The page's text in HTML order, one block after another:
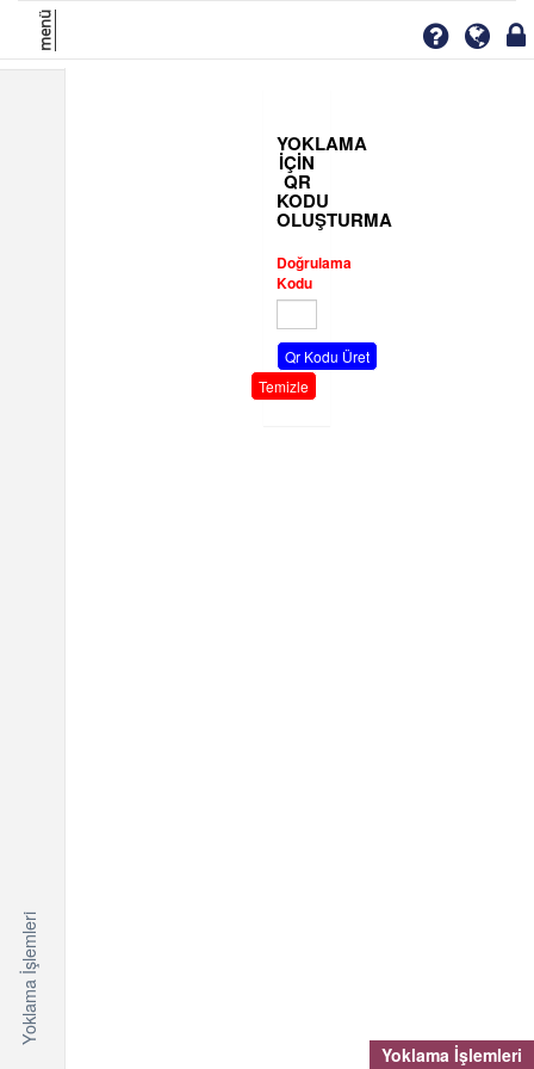
Yoklama İşlemleri
menü
Yoklama İşlemleri
YOKLAMA
İÇİN
QR
KODU
OLUŞTURMA
Doğrulama
Kodu
Qr Kodu Üret
Temizle